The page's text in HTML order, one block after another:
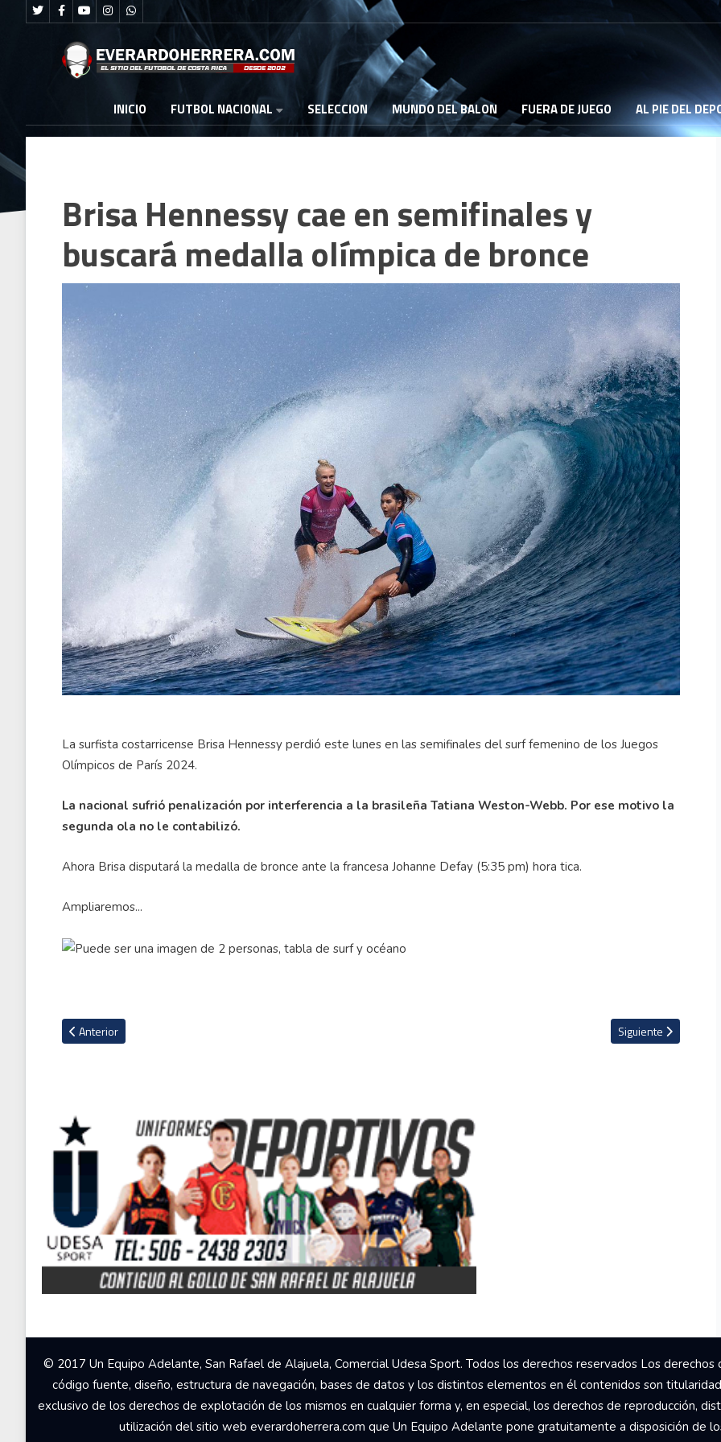
INICIO FUTBOL NACIONAL SELECCION MUNDO DEL BALON FUERA DE JUEGO AL PIE DEL
Brisa Hennessy cae en semifinales y
buscará medalla olímpica de bronce
La surfista costarricense Brisa Hennessy perdió este lunes en las semifinales del surf femenino de los Juegos
Olímpicos de París 2024.
La nacional sufrió penalización por interferencia a la brasileña Tatiana Weston-Webb. Por ese motivo la
segunda ola no le contabilizó.
Ahora Brisa disputará la medalla de bronce ante la francesa Johanne Defay (5:35 pm) hora tica.
Ampliaremos...
Artículo anterior: Enorme esfuerzo de Brisa Hennessy no alcanzó para conseguir medalla olímpica
Anterior Artículo siguiente:
Siguiente
© 2017 Un Equipo Adelante, San Rafael de Alajuela, Comercial Udesa Sport. Todos los derechos reservados Los
código fuente, diseño, estructura de navegación, bases de datos y los distintos elementos en él contenidos son
exclusivo de los derechos de explotación de los mismos en cualquier forma y, en especial, los derechos de reproducción,
utilización del sitio web everardoherrera.com que Un Equipo Adelante pone gratuitamente a disposición de